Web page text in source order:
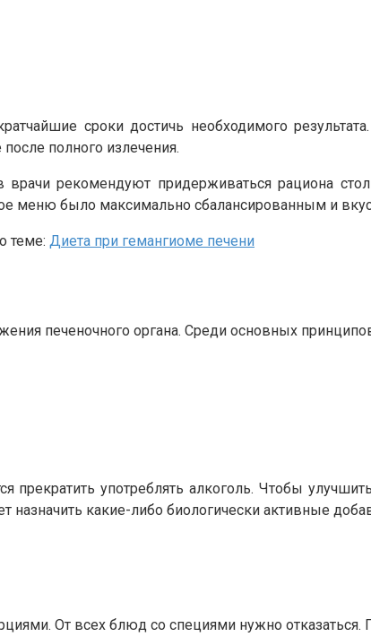
сроки достичь необходимого
полного излечения.
рекомендуют придерживаться рациона
меню было максимально сбалансированным и
теме: Диета при гемангиоме печени
печеночного органа. Среди основных
прекратить употреблять алкоголь. Чтобы
какие-либо биологически активные
От всех блюд со специями нужно отказаться.